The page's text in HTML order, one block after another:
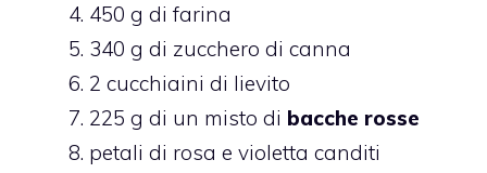
450 g di farina
340 g di zucchero di canna
2 cucchiaini di lievito
225 g di un misto di bacche rosse
petali di rosa e violetta canditi